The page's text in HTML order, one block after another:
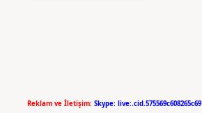
Reklam ve İletişim: Skype: live:.cid.575569c608265c69